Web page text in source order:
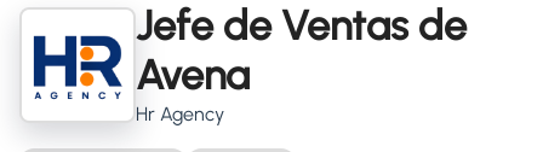
Jefe de Ventas de
Avena
Hr Agency